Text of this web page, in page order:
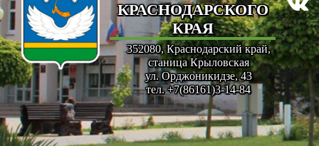
КРАСНОДАРСКОГО
КРАЯ
352080, Краснодарский край,
станица Крыловская
ул. Орджоникидзе, 43
тел. +7(86161)3-14-84